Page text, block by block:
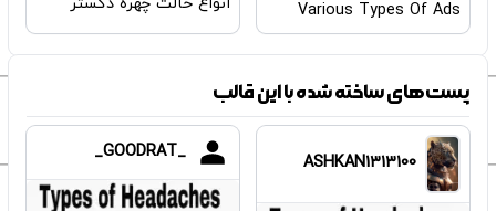
Various Types Of Ads
انواع حالت چهره دکستر
پست‌های ساخته شده با این قالب
ASHKAN1313100
_GOODRAT_